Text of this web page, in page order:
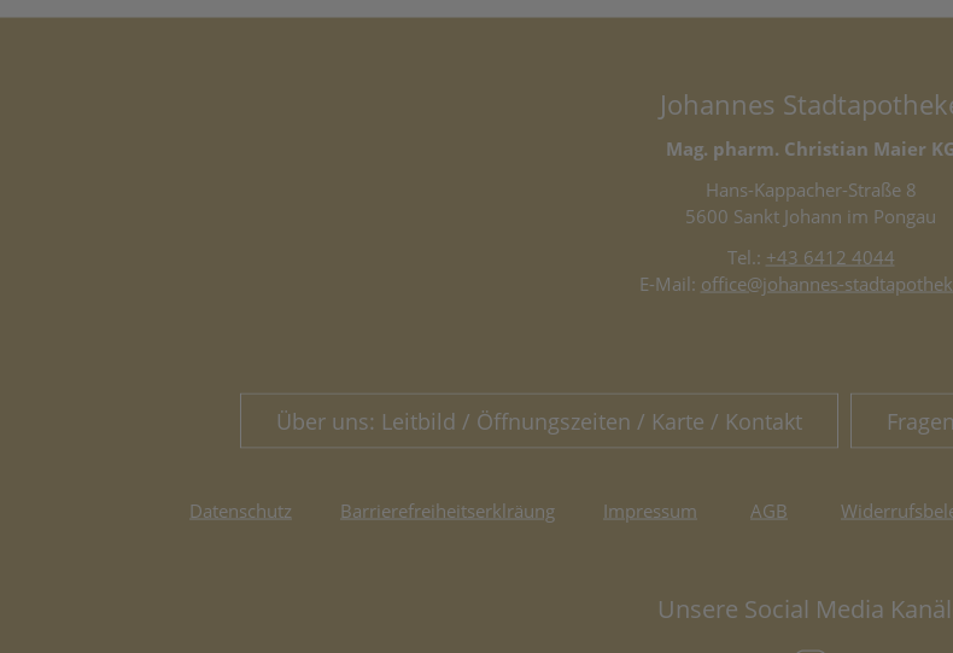
Johannes
Mag. pharm. Christian Maier
Hans-Kappacher-Straße 8
5600 Sankt Johann im Pongau
Tel.: +43 6412 4044
E-Mail: office@johannes-
Über uns: Leitbild / Öffnungszeiten / Karte / Kontakt
Datenschutz Barrierefreiheitserklräung Impressum AGB
Unsere Social Media